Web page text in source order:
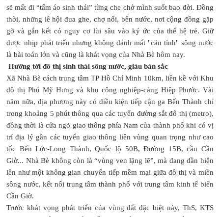
sẽ mất đi “tấm áo sinh thái” từng che chở mình suốt bao đời. Đồng
thời, những lễ hội đua ghe, chợ nổi, bến nước, nơi cộng đồng gặp
gỡ và gắn kết có nguy cơ lùi sâu vào ký ức của thế hệ trẻ. Giữ
được nhịp phát triển nhưng không đánh mất "căn tính" sông nước
là bài toán lớn và cũng là khát vọng của Nhà Bè hôm nay.
Hướng tới đô thị sinh thái sông nước, giàu bản sắc
Xã Nhà Bè cách trung tâm TP Hồ Chí Minh 10km, liền kề với Khu
đô thị Phú Mỹ Hưng và khu công nghiệp-cảng Hiệp Phước. Vài
năm nữa, địa phương này có điều kiện tiếp cận ga Bến Thành chỉ
trong khoảng 5 phút thông qua các tuyến đường sắt đô thị (metro),
đồng thời là cửa ngõ giao thông phía Nam của thành phố khi có vị
trí địa lý gần các tuyến giao thông liên vùng quan trọng như cao
tốc Bến Lức-Long Thành, Quốc lộ 50B, Đường 15B, cầu Cần
Giờ... Nhà Bè không còn là “vùng ven lặng lẽ”, mà đang dần hiện
lên như một không gian chuyển tiếp mềm mại giữa đô thị và miền
sông nước, kết nối trung tâm thành phố với trung tâm kinh tế biển
Cần Giờ.
Trước khát vọng phát triển của vùng đất đặc biệt này, ThS, KTS